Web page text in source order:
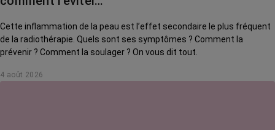
Cette inflammation de la peau est l’effet secondaire le plus fréquent
de la radiothérapie. Quels sont ses symptômes ? Comment la
prévenir ? Comment la soulager ? On vous dit tout.
4 août 2026